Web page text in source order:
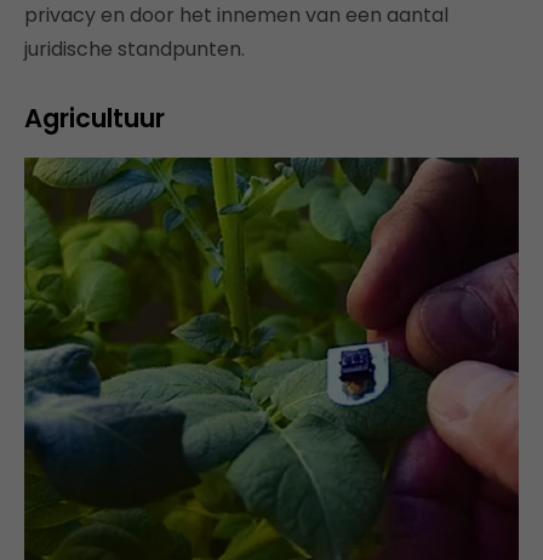
privacy en door het innemen van een aantal
juridische standpunten.
Agricultuur